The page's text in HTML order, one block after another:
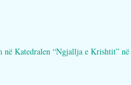
Katedralen “Ngjallja e Krishtit” në